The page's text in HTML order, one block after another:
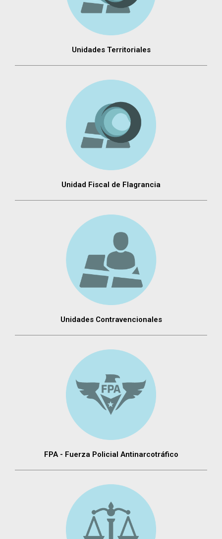
Unidades Territoriales
Unidad Fiscal de Flagrancia
Unidades Contravencionales
FPA - Fuerza Policial Antinarcotráfico